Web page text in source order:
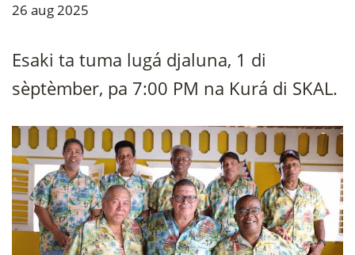
26 aug 2025
Esaki ta tuma lugá djaluna, 1 di
sèptèmber, pa 7:00 PM na Kurá di SKAL.